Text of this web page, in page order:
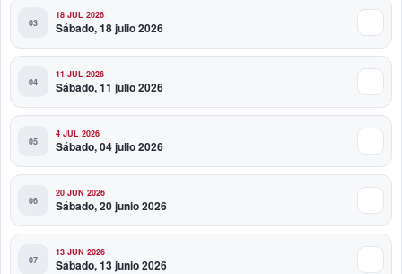
18 JUL 2026
Sábado, 18 julio 2026
11 JUL 2026
Sábado, 11 julio 2026
4 JUL 2026
Sábado, 04 julio 2026
20 JUN 2026
Sábado, 20 junio 2026
13 JUN 2026
Sábado, 13 junio 2026